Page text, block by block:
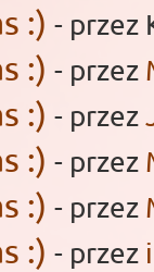
:) - przez
:) - przez
:) - przez
:) - przez
:) - przez
:) - przez